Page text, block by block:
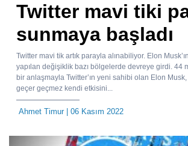
Twitter mavi tiki
sunmaya başladı
Twitter mavi tik artık parayla alınabiliyor. Elon
yapılan değişiklik bazı bölgelerde devreye girdi. 44
bir anlaşmayla Twitter’ın yeni sahibi olan Elon
geçer geçmez kendi etkisini...
Ahmet Timur| 06 Kasım 2022